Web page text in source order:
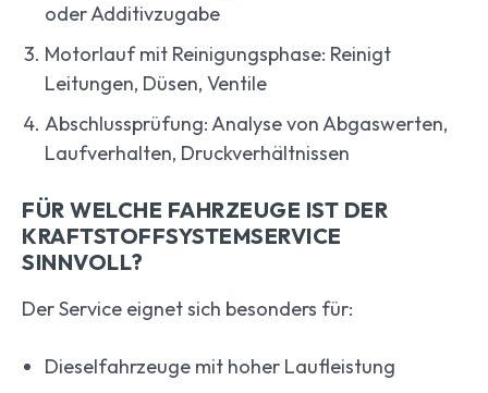
oder Additivzugabe
Motorlauf mit Reinigungsphase: Reinigt
Leitungen, Düsen, Ventile
Abschlussprüfung: Analyse von Abgaswerten,
Laufverhalten, Druckverhältnissen
FÜR WELCHE FAHRZEUGE IST DER
KRAFTSTOFFSYSTEMSERVICE
SINNVOLL?
Der Service eignet sich besonders für:
Dieselfahrzeuge mit hoher Laufleistung